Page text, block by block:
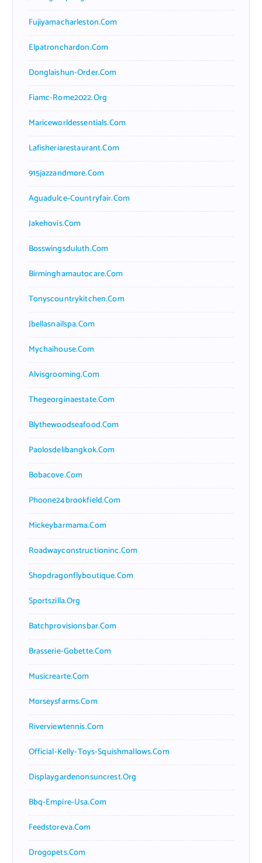
Fujiyamacharleston.com
Elpatronchardon.com
Donglaishun-Order.com
Fiamc-Rome2022.org
Mariceworldessentials.com
Lafisheriarestaurant.com
915jazzandmore.com
Aguadulce-Countryfair.com
Jakehovis.com
Bosswingsduluth.com
Birminghamautocare.com
Tonyscountrykitchen.com
Jbellasnailspa.com
Mychaihouse.com
Alvisgrooming.com
Thegeorginaestate.com
Blythewoodseafood.com
Paolosdelibangkok.com
Bobacove.com
Phoone24brookfield.com
Mickeybarmama.com
Roadwayconstructioninc.com
Shopdragonflyboutique.com
Sportszilla.org
Batchprovisionsbar.com
Brasserie-Gobette.com
Musicrearte.com
Morseysfarms.com
Riverviewtennis.com
Official-Kelly-Toys-Squishmallows.com
Displaygardenonsuncrest.org
Bbq-Empire-Usa.com
Feedstoreva.com
Drogopets.com